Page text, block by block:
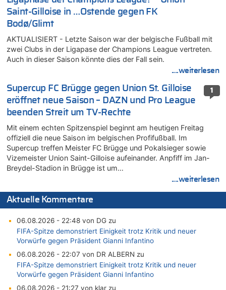
Saint-Gilloise in …Ostende gegen FK
Bodø/Glimt
AKTUALISIERT - Letzte Saison war der belgische Fußball mit
zwei Clubs in der Ligapase der Champions League vertreten.
Auch in dieser Saison könnte dies der Fall sein.
....weiterlesen
1
Supercup FC Brügge gegen Union St. Gilloise
eröffnet neue Saison – DAZN und Pro League
beenden Streit um TV-Rechte
Mit einem echten Spitzenspiel beginnt am heutigen Freitag
offiziell die neue Saison im belgischen Profifußball. Im
Supercup treffen Meister FC Brügge und Pokalsieger sowie
Vizemeister Union Saint-Gilloise aufeinander. Anpfiff im Jan-
Breydel-Stadion in Brügge ist um…
....weiterlesen
Aktuelle Kommentare
06.08.2026 - 22:48 von DG zu
FIFA-Spitze demonstriert Einigkeit trotz Kritik und neuer
Vorwürfe gegen Präsident Gianni Infantino
06.08.2026 - 22:07 von DR ALBERN zu
FIFA-Spitze demonstriert Einigkeit trotz Kritik und neuer
Vorwürfe gegen Präsident Gianni Infantino
06.08.2026 - 21:27 von klar zu